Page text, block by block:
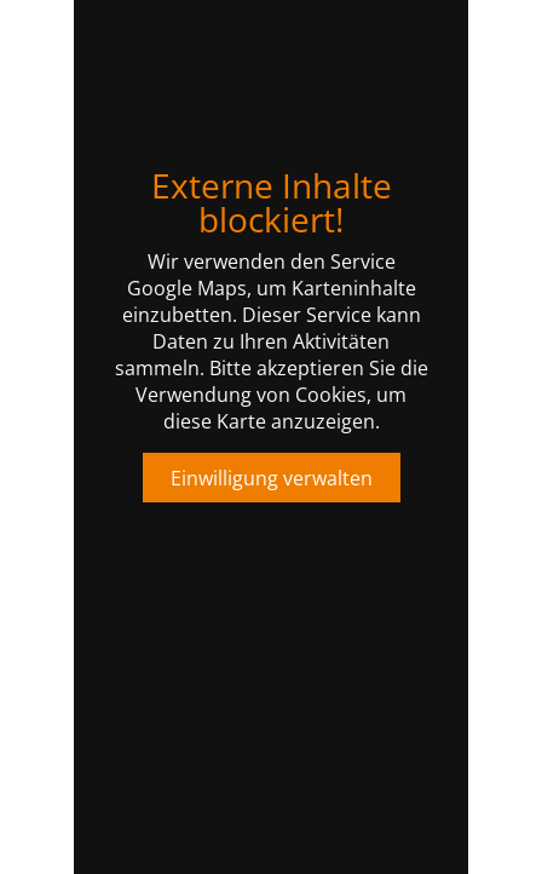
Externe Inhalte
blockiert!
Wir verwenden den Service
Google Maps, um Karteninhalte
einzubetten. Dieser Service kann
Daten zu Ihren Aktivitäten
sammeln. Bitte akzeptieren Sie die
Verwendung von Cookies, um
diese Karte anzuzeigen.
Einwilligung verwalten